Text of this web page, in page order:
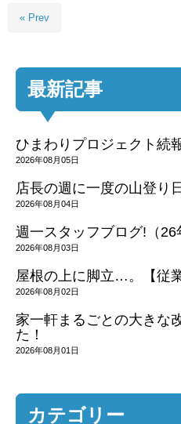
« Prev
最新記事
ひまわりプロジェクト続
2026年08月05日
店長の週に一度の山登り
2026年08月04日
週一スタッフブログ!（26
2026年08月03日
屋根の上に脚立…。【従
2026年08月02日
家一軒まるごとの大きな
た！
2026年08月01日
カテゴリー